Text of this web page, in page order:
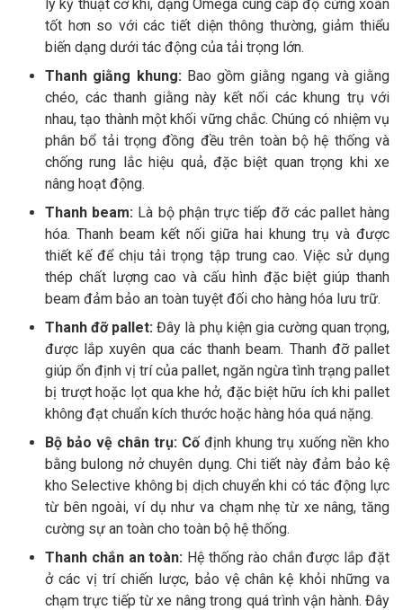
lý kỹ thuật cơ khí, dạng Omega cung cấp độ cứng xoắn
tốt hơn so với các tiết diện thông thường, giảm thiểu
biến dạng dưới tác động của tải trọng lớn.
Thanh giằng khung: Bao gồm giằng ngang và giằng
chéo, các thanh giằng này kết nối các khung trụ với
nhau, tạo thành một khối vững chắc. Chúng có nhiệm vụ
phân bổ tải trọng đồng đều trên toàn bộ hệ thống và
chống rung lắc hiệu quả, đặc biệt quan trọng khi xe
nâng hoạt động.
Thanh beam: Là bộ phận trực tiếp đỡ các pallet hàng
hóa. Thanh beam kết nối giữa hai khung trụ và được
thiết kế để chịu tải trọng tập trung cao. Việc sử dụng
thép chất lượng cao và cấu hình đặc biệt giúp thanh
beam đảm bảo an toàn tuyệt đối cho hàng hóa lưu trữ.
Thanh đỡ pallet:Đây là phụ kiện gia cường quan trọng,
được lắp xuyên qua các thanh beam. Thanh đỡ pallet
giúp ổn định vị trí của pallet, ngăn ngừa tình trạng pallet
bị trượt hoặc lọt qua khe hở, đặc biệt hữu ích khi pallet
không đạt chuẩn kích thước hoặc hàng hóa quá nặng.
Bộ bảo vệ chân trụ: Cốđịnh khung trụ xuống nền kho
bằng bulong nở chuyên dụng. Chi tiết này đảm bảo kệ
kho Selective không bị dịch chuyển khi có tác động lực
từ bên ngoài, ví dụ như va chạm nhẹ từ xe nâng, tăng
cường sự an toàn cho toàn bộ hệ thống.
Thanh chắn an toàn: Hệ thống rào chắn được lắp đặt
ở các vị trí chiến lược, bảo vệ chân kệ khỏi những va
chạm trực tiếp từ xe nâng trong quá trình vận hành. Đây